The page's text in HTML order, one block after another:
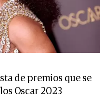
de premios que se
Oscar 2023